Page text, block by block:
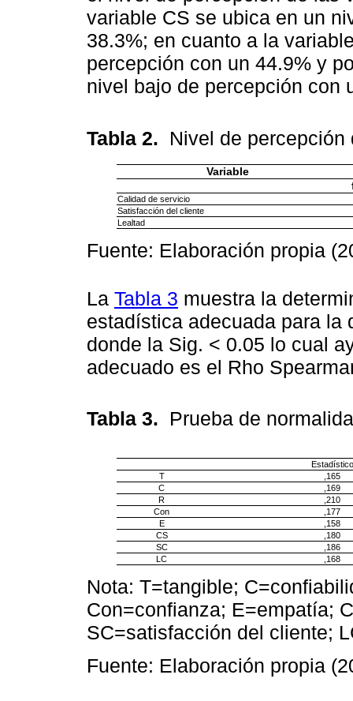
variable CS se ubica en un
38.3%; en cuanto a la
percepción con un 44.9% y
nivel bajo de percepción con
Tabla 2. Nivel de
Variable
Calidad de servicio
Satisfacción del cliente
Lealtad
Fuente: Elaboración propia
La Tabla 3 muestra la
estadística adecuada para la
donde la Sig. < 0.05 lo cual
adecuado es el Rho
Tabla 3. Prueba de
Estadístico
T
,165
C
,169
R
,210
Con
,177
E
,158
CS
,180
SC
,186
LC
,168
Nota: T=tangible;
Con=confianza; E=empatía;
SC=satisfacción del cliente;
Fuente: Elaboración propia